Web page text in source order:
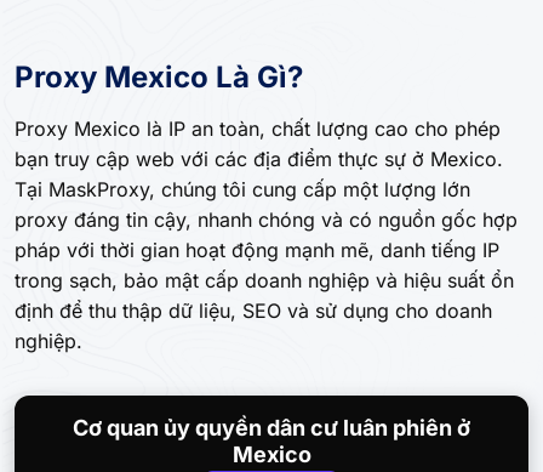
Proxy Mexico Là Gì?
Proxy Mexico là IP an toàn, chất lượng cao cho phép
bạn truy cập web với các địa điểm thực sự ở Mexico.
Tại MaskProxy, chúng tôi cung cấp một lượng lớn
proxy đáng tin cậy, nhanh chóng và có nguồn gốc hợp
pháp với thời gian hoạt động mạnh mẽ, danh tiếng IP
trong sạch, bảo mật cấp doanh nghiệp và hiệu suất ổn
định để thu thập dữ liệu, SEO và sử dụng cho doanh
nghiệp.
Cơ quan ủy quyền dân cư luân phiên ở
Mexico